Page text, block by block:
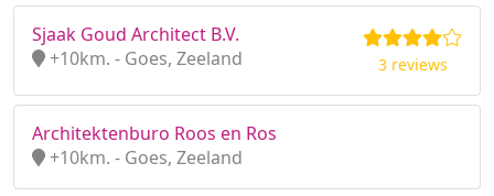
Sjaak Goud Architect B.V.
+10km. - Goes, Zeeland
3 reviews
Architektenburo Roos en Ros
+10km. - Goes, Zeeland